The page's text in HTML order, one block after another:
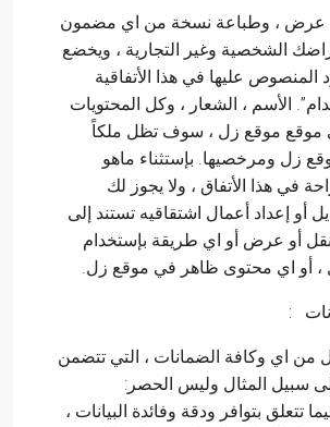
عرض ، وطباعة نسخة من اي مضمون
الشخصية وغير التجارية ، ويخضع
المنصوص عليها في هذا الأتفاقية
الأسم ، الشعار ، وكل المحتويات
موقع موقع زل ، سوف تظل ملكاً
زل ومرخصيها. بإستثناء ماهو
في هذا الأتفاق ، ولا يجوز لك
أو إعداد أعمال اشتقاقيه تستند إلى
نقل أو عرض أو اي طريقة بإستخدام
، أو اي محتوى ظاهر في موقع زل.
:
من اي وكافة الضمانات ، التي تتضمن
سبيل المثال وليس الحصر:
تتعلق بتوافر ودقة وفائدة البيانات ،